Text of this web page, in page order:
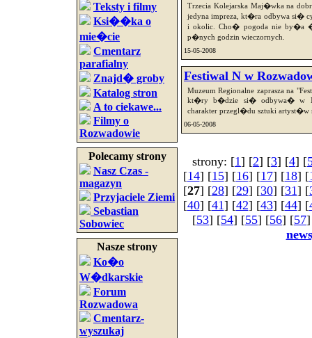
Teksty i filmy
Ksi��ka o
mie�cie
Cmentarz
parafialny
Znajd� groby
Katalog stron
A to ciekawe...
Filmy o
Rozwadowie
Polecamy strony
Nasz Czas -
magazyn
Przyjaciele Ziemi
Sebastian
Sobowiec
Nasze strony
Ko�o
W�dkarskie
Forum
Rozwadowa
Cmentarz-
wyszukaj
Trzecia Kolejarska Maj�wka na
jedyna impreza, kt�ra odbywa si�
i okolic. Cho� pogoda nie by�a
p�nych godzin wieczornych.
15-05-2008
Festiwal N w
Muzeum Regionalne zaprasza na
kt�ry b�dzie si� odbywa� w
charakter przegl�du sztuki artyst�w
06-05-2008
strony: [1] [2] [3] [4] [
[14] [15] [16] [17] [18] [
[27] [28] [29] [30] [31] [
[40] [41] [42] [43] [44] [
[53] [54] [55] [56] [57